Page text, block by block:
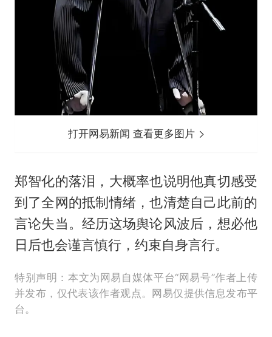
打开网易新闻 查看更多图片
郑智化的落泪，大概率也说明他真切感受
到了全网的抵制情绪，也清楚自己此前的
言论失当。经历这场舆论风波后，想必他
日后也会谨言慎行，约束自身言行。
特别声明：本文为网易自媒体平台“网易号”作者上传
并发布，仅代表该作者观点。网易仅提供信息发布平
台。